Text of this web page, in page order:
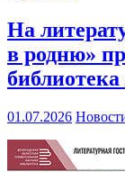
На
в родню»
библиотека
01.07.2026